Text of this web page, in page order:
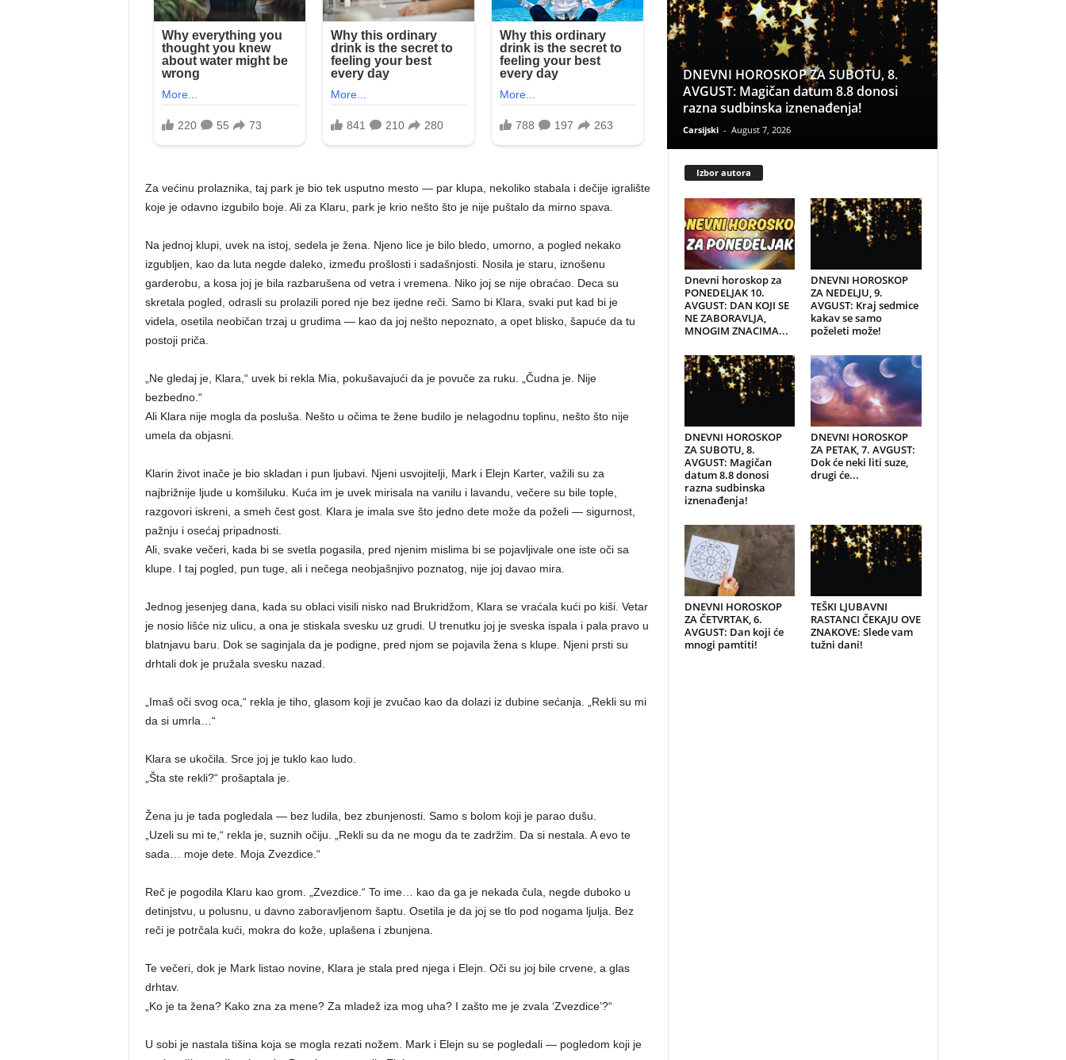
Za većinu prolaznika, taj park je bio tek usputno mesto — par klupa, nekoliko stabala i dečije igralište
koje je odavno izgubilo boje. Ali za Klaru, park je krio nešto što je nije puštalo da mirno spava.
Na jednoj klupi, uvek na istoj, sedela je žena. Njeno lice je bilo bledo, umorno, a pogled nekako
izgubljen, kao da luta negde daleko, između prošlosti i sadašnjosti. Nosila je staru, iznošenu
garderobu, a kosa joj je bila razbarušena od vetra i vremena. Niko joj se nije obraćao. Deca su
skretala pogled, odrasli su prolazili pored nje bez ijedne reči. Samo bi Klara, svaki put kad bi je
videla, osetila neobičan trzaj u grudima — kao da joj nešto nepoznato, a opet blisko, šapuće da tu
postoji priča.
„Ne gledaj je, Klara,“ uvek bi rekla Mia, pokušavajući da je povuče za ruku. „Čudna je. Nije
bezbedno.“
Ali Klara nije mogla da posluša. Nešto u očima te žene budilo je nelagodnu toplinu, nešto što nije
umela da objasni.
Klarin život inače je bio skladan i pun ljubavi. Njeni usvojitelji, Mark i Elejn Karter, važili su za
najbrižnije ljude u komšiluku. Kuća im je uvek mirisala na vanilu i lavandu, večere su bile tople,
razgovori iskreni, a smeh čest gost. Klara je imala sve što jedno dete može da poželi — sigurnost,
pažnju i osećaj pripadnosti.
Ali, svake večeri, kada bi se svetla pogasila, pred njenim mislima bi se pojavljivale one iste oči sa
klupe. I taj pogled, pun tuge, ali i nečega neobjašnjivo poznatog, nije joj davao mira.
Jednog jesenjeg dana, kada su oblaci visili nisko nad Brukridžom, Klara se vraćala kući po kiši. Vetar
je nosio lišće niz ulicu, a ona je stiskala svesku uz grudi. U trenutku joj je sveska ispala i pala pravo u
blatnjavu baru. Dok se saginjala da je podigne, pred njom se pojavila žena s klupe. Njeni prsti su
drhtali dok je pružala svesku nazad.
„Imaš oči svog oca,“ rekla je tiho, glasom koji je zvučao kao da dolazi iz dubine sećanja. „Rekli su mi
da si umrla…“
Klara se ukočila. Srce joj je tuklo kao ludo.
„Šta ste rekli?“ prošaptala je.
Žena ju je tada pogledala — bez ludila, bez zbunjenosti. Samo s bolom koji je parao dušu.
„Uzeli su mi te,“ rekla je, suznih očiju. „Rekli su da ne mogu da te zadržim. Da si nestala. A evo te
sada… moje dete. Moja Zvezdice.“
Reč je pogodila Klaru kao grom. „Zvezdice.“ To ime… kao da ga je nekada čula, negde duboko u
detinjstvu, u polusnu, u davno zaboravljenom šaptu. Osetila je da joj se tlo pod nogama ljulja. Bez
reči je potrčala kući, mokra do kože, uplašena i zbunjena.
Te večeri, dok je Mark listao novine, Klara je stala pred njega i Elejn. Oči su joj bile crvene, a glas
drhtav.
„Ko je ta žena? Kako zna za mene? Za mladež iza mog uha? I zašto me je zvala ‘Zvezdice’?“
U sobi je nastala tišina koja se mogla rezati nožem. Mark i Elejn su se pogledali — pogledom koji je
DNEVNI HOROSKOP ZA SUBOTU, 8.
AVGUST: Magičan datum 8.8 donosi
razna sudbinska iznenađenja!
Carsijski - August 7, 2026
Izbor autora
Dnevni horoskop za
PONEDELJAK 10.
AVGUST: DAN KOJI SE
NE ZABORAVLJA,
MNOGIM ZNACIMA...
DNEVNI HOROSKOP
ZA NEDELJU, 9.
AVGUST: Kraj sedmice
kakav se samo
poželeti može!
DNEVNI HOROSKOP
ZA SUBOTU, 8.
AVGUST: Magičan
datum 8.8 donosi
razna sudbinska
iznenađenja!
DNEVNI HOROSKOP
ZA PETAK, 7. AVGUST:
Dok će neki liti suze,
drugi će...
DNEVNI HOROSKOP
ZA ČETVRTAK, 6.
AVGUST: Dan koji će
mnogi pamtiti!
TEŠKI LJUBAVNI
RASTANCI ČEKAJU OVE
ZNAKOVE: Slede vam
tužni dani!